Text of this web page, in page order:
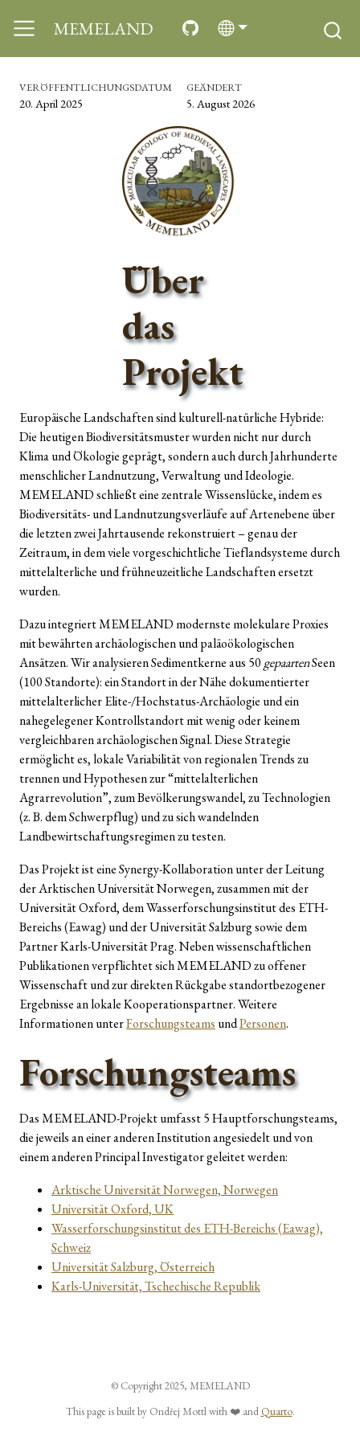
MEMELAND
VERÖFFENTLICHUNGSDATUM
20. April 2025
GEÄNDERT
5. August 2026
Über
das
Projekt
Europäische Landschaften sind kulturell-natürliche Hybride:
Die heutigen Biodiversitätsmuster wurden nicht nur durch
Klima und Ökologie geprägt, sondern auch durch Jahrhunderte
menschlicher Landnutzung, Verwaltung und Ideologie.
MEMELAND schließt eine zentrale Wissenslücke, indem es
Biodiversitäts- und Landnutzungsverläufe auf Artenebene über
die letzten zwei Jahrtausende rekonstruiert – genau der
Zeitraum, in dem viele vorgeschichtliche Tieflandsysteme durch
mittelalterliche und frühneuzeitliche Landschaften ersetzt
wurden.
Dazu integriert MEMELAND modernste molekulare Proxies
mit bewährten archäologischen und paläoökologischen
Ansätzen. Wir analysieren Sedimentkerne aus 50gepaartenSeen
(100 Standorte): ein Standort in der Nähe dokumentierter
mittelalterlicher Elite-/Hochstatus-Archäologie und ein
nahegelegener Kontrollstandort mit wenig oder keinem
vergleichbaren archäologischen Signal. Diese Strategie
ermöglicht es, lokale Variabilität von regionalen Trends zu
trennen und Hypothesen zur “mittelalterlichen
Agrarrevolution”, zum Bevölkerungswandel, zu Technologien
(z. B. dem Schwerpflug) und zu sich wandelnden
Landbewirtschaftungsregimen zu testen.
Das Projekt ist eine Synergy-Kollaboration unter der Leitung
der Arktischen Universität Norwegen, zusammen mit der
Universität Oxford, dem Wasserforschungsinstitut des ETH-
Bereichs (Eawag) und der Universität Salzburg sowie dem
Partner Karls-Universität Prag. Neben wissenschaftlichen
Publikationen verpflichtet sich MEMELAND zu offener
Wissenschaft und zur direkten Rückgabe standortbezogener
Ergebnisse an lokale Kooperationspartner. Weitere
Informationen unterForschungsteams undPersonen.
Forschungsteams
Das MEMELAND-Projekt umfasst 5 Hauptforschungsteams,
die jeweils an einer anderen Institution angesiedelt und von
einem anderen Principal Investigator geleitet werden:
Arktische Universität Norwegen, Norwegen
Universität Oxford, UK
Wasserforschungsinstitut des ETH-Bereichs (Eawag),
Schweiz
Universität Salzburg, Österreich
Karls-Universität, Tschechische Republik
© Copyright 2025, MEMELAND
This page is built by Ondřej Mottl with ❤️ and Quarto.